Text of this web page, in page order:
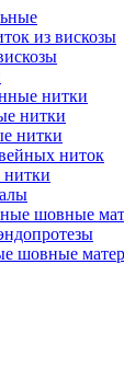
из вискозы
нитки
нитки
нитки
ниток
шовные
шовные